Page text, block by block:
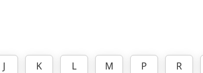
J K L M P R